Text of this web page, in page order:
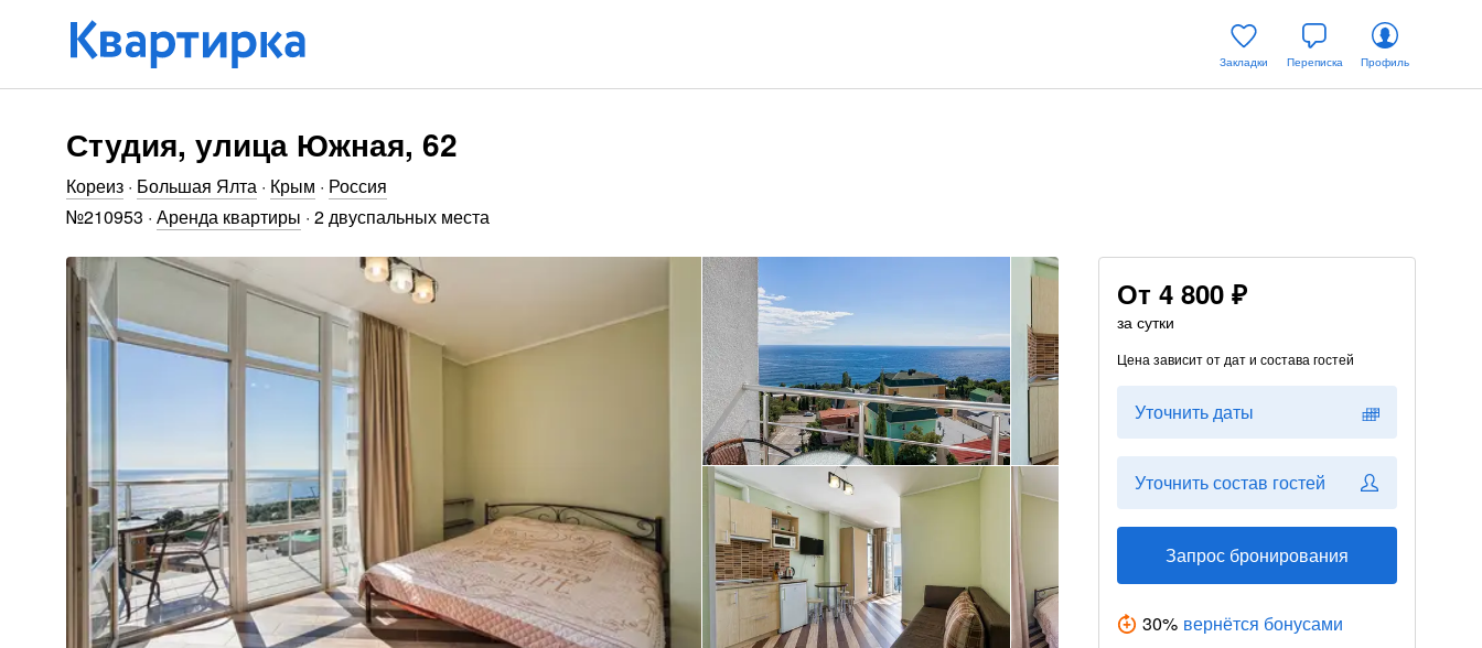
Закладки Переписка Профиль
Студия, улица Южная, 62
Кореиз · Большая Ялта · Крым · Россия
№210953 · Аренда квартиры · 2 двуспальных места
От 4 800 ₽
за сутки
Цена зависит от дат и состава гостей
Уточнить даты
Уточнить состав гостей
Запрос бронирования
30% вернётся бонусами